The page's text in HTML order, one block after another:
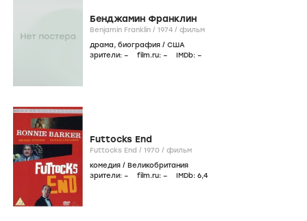
Бенджамин Франклин
Benjamin Franklin / 1974 / фильм
драма, биография / США
зрители: – film.ru: – IMDb: –
Futtocks End
Futtocks End / 1970 / фильм
комедия / Великобритания
зрители: – film.ru: – IMDb: 6,4